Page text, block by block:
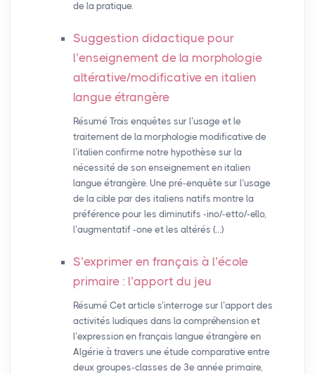
de la pratique.
Suggestion didactique pour
l’enseignement de la morphologie
altérative/modificative en italien
langue étrangère
Résumé Trois enquêtes sur l’usage et le
traitement de la morphologie modificative de
l’italien confirme notre hypothèse sur la
nécessité de son enseignement en italien
langue étrangère. Une pré-enquête sur l’usage
de la cible par des italiens natifs montre la
préférence pour les diminutifs -ino/-etto/-ello,
l’augmentatif -one et les altérés (…)
S’exprimer en français à l’école
primaire : l’apport du jeu
Résumé Cet article s’interroge sur l’apport des
activités ludiques dans la compréhension et
l’expression en français langue étrangère en
Algérie à travers une étude comparative entre
deux groupes-classes de 3e année primaire,